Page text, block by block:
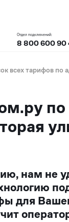
Отдел подключений:
8 800 600 90
всех тарифов по
по
нам не
для